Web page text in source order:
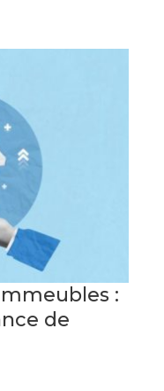
:
de